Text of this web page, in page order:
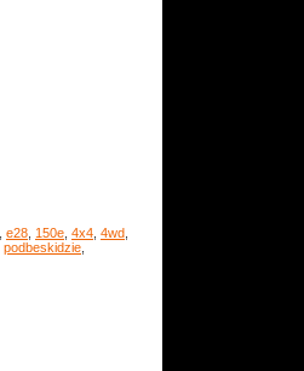
e28 150e 4x4 4wd
podbeskidzie